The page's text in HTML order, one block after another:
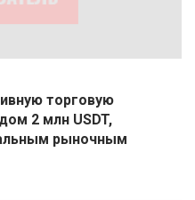
торговую
2 млн USDT,
рыночным